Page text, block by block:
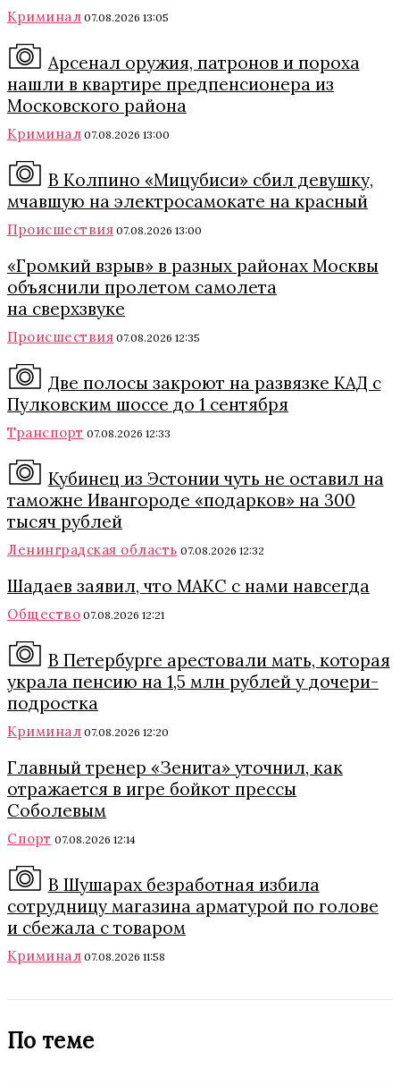
Криминал 07.08.2026 13:05
Арсенал оружия, патронов и пороха
нашли в квартире предпенсионера из
Московского района
Криминал 07.08.2026 13:00
В Колпино «Мицубиси» сбил девушку,
мчавшую на электросамокате на красный
Происшествия 07.08.2026 13:00
«Громкий взрыв» в разных районах Москвы
объяснили пролетом самолета
на сверхзвуке
Происшествия 07.08.2026 12:35
Две полосы закроют на развязке КАД с
Пулковским шоссе до 1 сентября
Транспорт 07.08.2026 12:33
Кубинец из Эстонии чуть не оставил на
таможне Ивангороде «подарков» на 300
тысяч рублей
Ленинградская область 07.08.2026 12:32
Шадаев заявил, что МАКС с нами навсегда
Общество 07.08.2026 12:21
В Петербурге арестовали мать, которая
украла пенсию на 1,5 млн рублей у дочери-
подростка
Криминал 07.08.2026 12:20
Главный тренер «Зенита» уточнил, как
отражается в игре бойкот прессы
Соболевым
Спорт 07.08.2026 12:14
В Шушарах безработная избила
сотрудницу магазина арматурой по голове
и сбежала с товаром
Криминал 07.08.2026 11:58
По теме